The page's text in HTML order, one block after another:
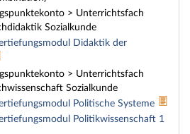
> Unterrichtsfach
Sozialkunde
Didaktik der
> Unterrichtsfach
Sozialkunde
Politische Systeme
Politikwissenschaft 1